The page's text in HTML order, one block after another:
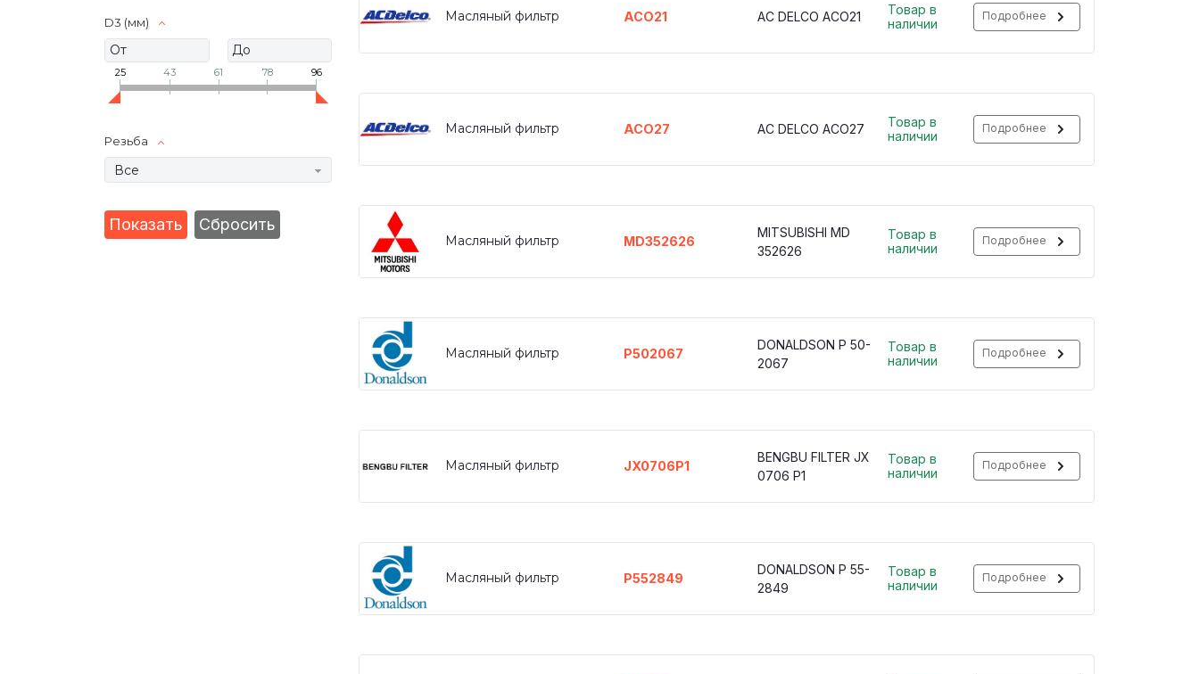
D3 (мм)
25 43 61 78 96
Резьба
Все
Масляный фильтр ACO21 AC DELCO ACO21
Товар в
наличии
Подробнее
Масляный фильтр ACO27 AC DELCO ACO27
Товар в
наличии
Подробнее
Масляный фильтр MD352626
MITSUBISHI MD
352626
Товар в
наличии
Подробнее
Масляный фильтр P502067
DONALDSON P 50-
2067
Товар в
наличии
Подробнее
Масляный фильтр JX0706P1
BENGBU FILTER JX
0706 P1
Товар в
наличии
Подробнее
Масляный фильтр P552849
DONALDSON P 55-
2849
Товар в
наличии
Подробнее